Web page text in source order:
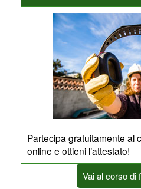
Partecipa gratuitamente al
online e ottieni l’attestato!
Vai al corso di